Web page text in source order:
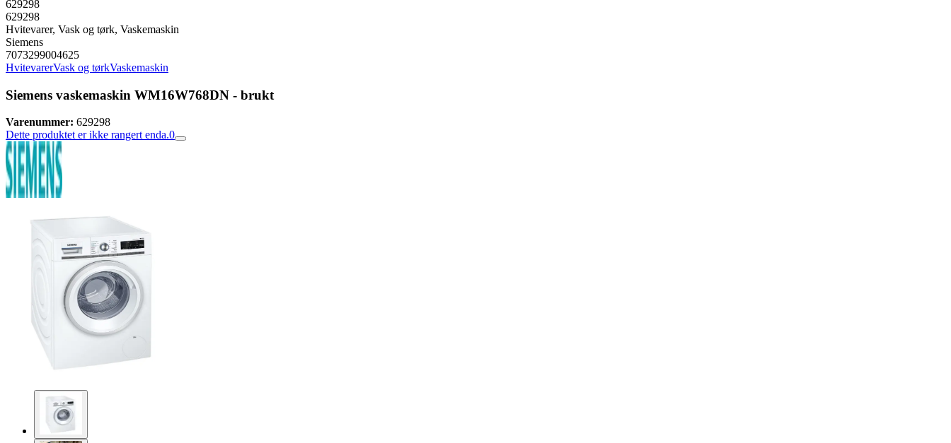
629298
629298
Hvitevarer, Vask og tørk, Vaskemaskin
Siemens
7073299004625
HvitevarerVask og tørkVaskemaskin
Siemens vaskemaskin WM16W768DN - brukt
Varenummer: 629298
Dette produktet er ikke rangert enda.0